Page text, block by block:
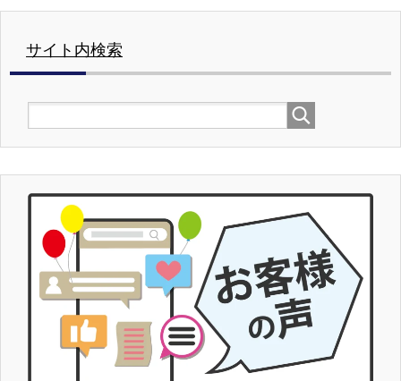
サイト内検索